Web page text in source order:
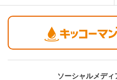
ソーシャルメディ